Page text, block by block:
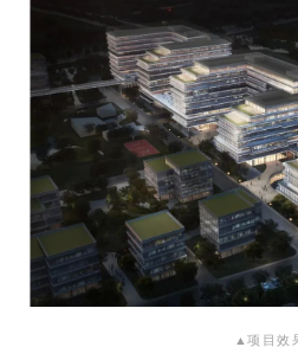
▲项目效